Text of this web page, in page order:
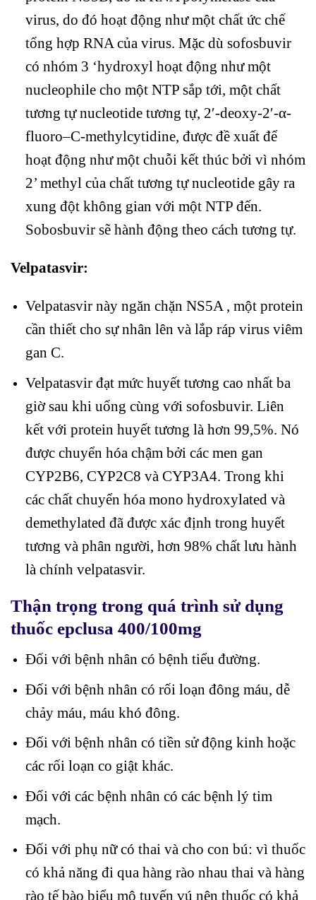
virus, do đó hoạt động như một chất ức chế
tổng hợp RNA của virus. Mặc dù sofosbuvir
có nhóm 3 ‘hydroxyl hoạt động như một
nucleophile cho một NTP sắp tới, một chất
tương tự nucleotide tương tự, 2′-deoxy-2′-α-
fluoro–C-methylcytidine, được đề xuất để
hoạt động như một chuỗi kết thúc bởi vì nhóm
2’ methyl của chất tương tự nucleotide gây ra
xung đột không gian với một NTP đến.
Sobosbuvir sẽ hành động theo cách tương tự.
Velpatasvir:
Velpatasvir này ngăn chặn NS5A , một protein
cần thiết cho sự nhân lên và lắp ráp virus viêm
gan C.
Velpatasvir đạt mức huyết tương cao nhất ba
giờ sau khi uống cùng với sofosbuvir. Liên
kết với protein huyết tương là hơn 99,5%. Nó
được chuyển hóa chậm bởi các men gan
CYP2B6, CYP2C8 và CYP3A4. Trong khi
các chất chuyển hóa mono hydroxylated và
demethylated đã được xác định trong huyết
tương và phân người, hơn 98% chất lưu hành
là chính velpatasvir.
Thận trọng trong quá trình sử dụng
thuốc epclusa 400/100mg
Đối với bệnh nhân có bệnh tiểu đường.
Đối với bệnh nhân có rối loạn đông máu, dễ
chảy máu, máu khó đông.
Đối với bệnh nhân có tiền sử động kinh hoặc
các rối loạn co giật khác.
Đối với các bệnh nhân có các bệnh lý tim
mạch.
Đối với phụ nữ có thai và cho con bú: vì thuốc
có khả năng đi qua hàng rào nhau thai và hàng
rào tế bào biểu mô tuyến vú nên thuốc có khả